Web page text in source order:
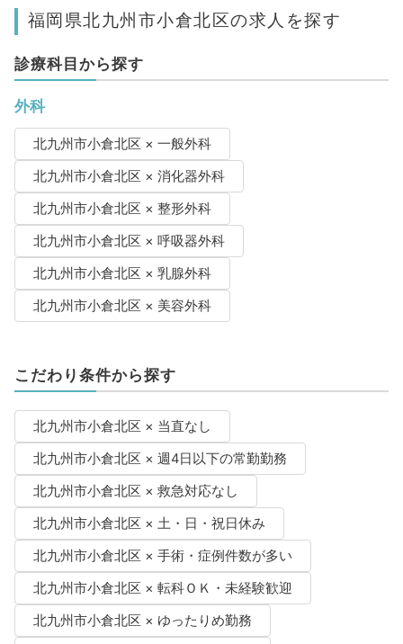
福岡県北九州市小倉北区の求人を探す
診療科目から探す
外科
北九州市小倉北区 × 一般外科
北九州市小倉北区 × 消化器外科
北九州市小倉北区 × 整形外科
北九州市小倉北区 × 呼吸器外科
北九州市小倉北区 × 乳腺外科
北九州市小倉北区 × 美容外科
こだわり条件から探す
北九州市小倉北区 × 当直なし
北九州市小倉北区 × 週4日以下の常勤勤務
北九州市小倉北区 × 救急対応なし
北九州市小倉北区 × 土・日・祝日休み
北九州市小倉北区 × 手術・症例件数が多い
北九州市小倉北区 × 転科ＯＫ・未経験歓迎
北九州市小倉北区 × ゆったりめ勤務